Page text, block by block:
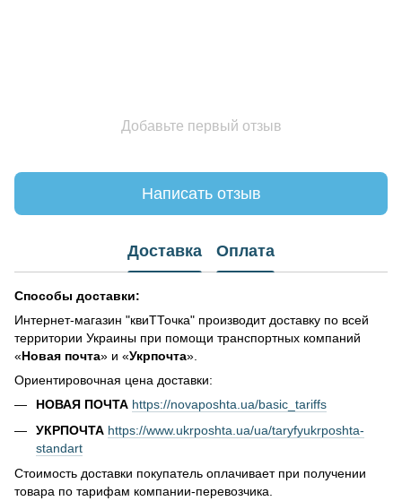
Добавьте первый отзыв
Написать отзыв
Доставка Оплата
Способы доставки:
Интернет-магазин "квиТТочка" производит доставку по всей
территории Украины при помощи транспортных компаний
«Новая почта» и «Укрпочта».
Ориентировочная цена доставки:
НОВАЯ ПОЧТА https://novaposhta.ua/basic_tariffs
УКРПОЧТА https://www.ukrposhta.ua/ua/taryfyukrposhta-
standart
Стоимость доставки покупатель оплачивает при получении
товара по тарифам компании-перевозчика.